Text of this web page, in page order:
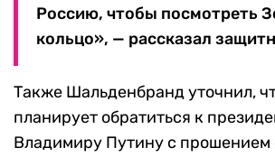
Россию, чтобы посмотреть
кольцо», — рассказал
Также Шальденбранд уточнил,
планирует обратиться к
Владимиру Путину с прошением